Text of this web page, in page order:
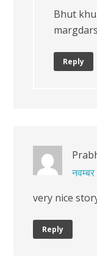
Bhut
Reply
very nice
Reply